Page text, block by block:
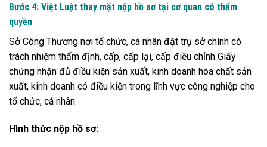
Bước 4: Việt Luật thay mặt nộp hồ sơ tại cơ quan có thẩm
quyền
Sở Công Thương nơi tổ chức, cá nhân đặt trụ sở chính có
trách nhiệm thẩm định, cấp, cấp lại, cấp điều chỉnh Giấy
chứng nhận đủ điều kiện sản xuất, kinh doanh hóa chất sản
xuất, kinh doanh có điều kiện trong lĩnh vực công nghiệp cho
tổ chức, cá nhân.
Hình thức nộp hồ sơ: